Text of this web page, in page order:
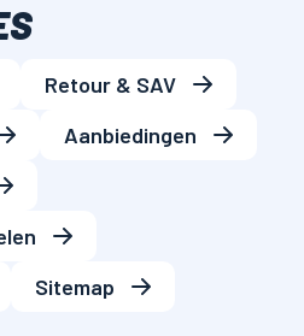
Retour & SAV
Aanbiedingen
Sitemap